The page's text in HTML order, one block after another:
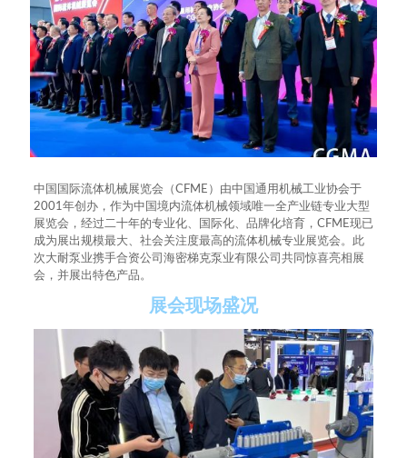
中国国际流体机械展览会（CFME）由中国通用机械工业协会于
2001年创办，作为中国境内流体机械领域唯一全产业链专业大型
展览会，经过二十年的专业化、国际化、品牌化培育，CFME现已
成为展出规模最大、社会关注度最高的流体机械专业展览会。此
次大耐泵业携手合资公司海密梯克泵业有限公司共同惊喜亮相展
会，并展出特色产品。
展会现场盛况